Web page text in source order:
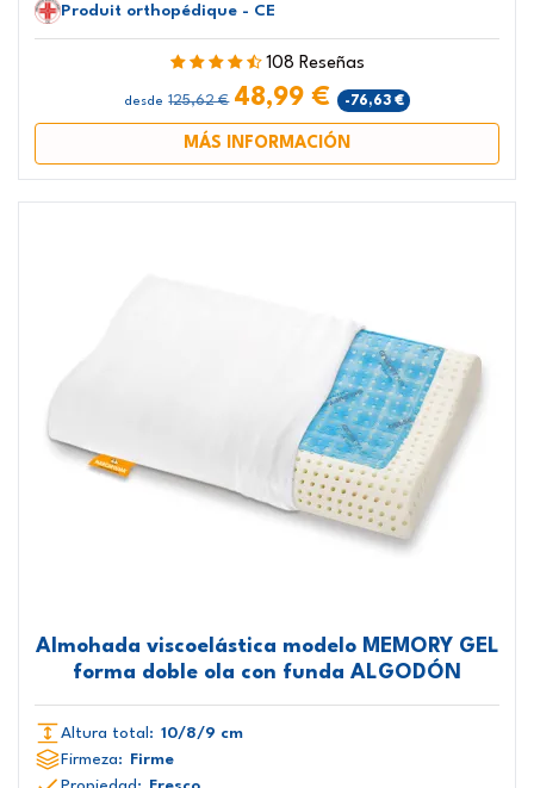
Produit orthopédique - CE
108 Reseñas
desde 125,62 € 48,99 € -76,63 €
MÁS INFORMACIÓN
Almohada viscoelástica modelo MEMORY GEL
forma doble ola con funda ALGODÓN
Altura total: 10/8/9 cm
Firmeza:
Firme